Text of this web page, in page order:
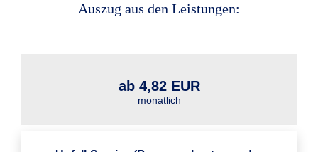
Auszug aus den Leistungen:
ab 4,82 EUR
monatlich